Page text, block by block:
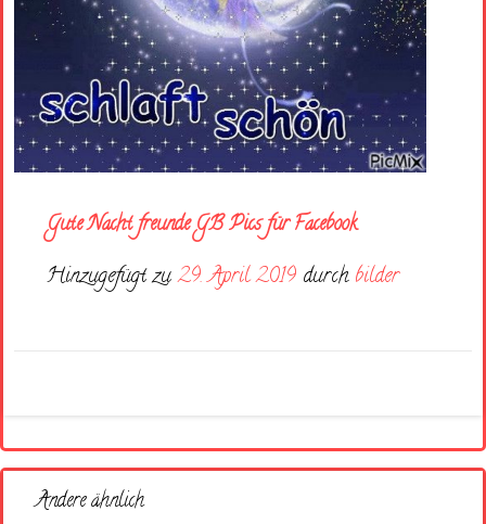
Gute Nacht freunde GB Pics für Facebook
Hinzugefügt zu29. April 2019 durch bilder
Andere ähnlich